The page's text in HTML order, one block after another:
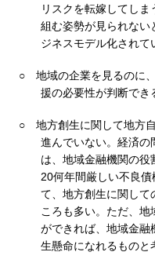
リスクを転嫁してし
組む姿勢が見られない
ジネスモデル化されて
○
地域の企業を見るのに
援の必要性が判断でき
○
地方創生に関して地方
進んでいない。経済の
は、地域金融機関の役
20何年間厳しい不良
て、地方創生に関して
ころも多い。ただ、地
ができれば、地域金融
生懸命になれるものと